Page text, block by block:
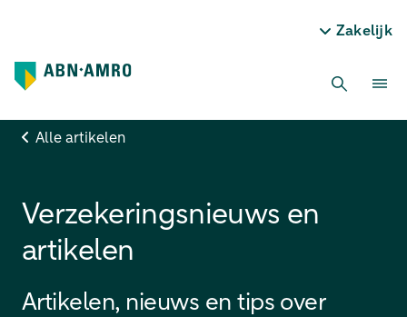
Zakelijk
Alle artikelen
Verzekeringsnieuws en
artikelen
Artikelen, nieuws en tips over